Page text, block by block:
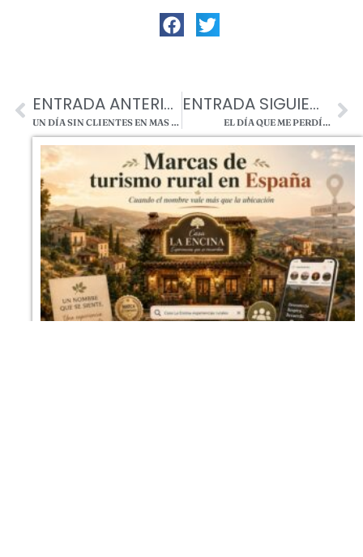
ENTRADA ANTERIOR
UN DÍA SIN CLIENTES EN MAS TORRENCITO, CONTADO POR MANUELA 🐾
ENTRADA SIGUIENTE
EL DÍA QUE ME PERDÍ…